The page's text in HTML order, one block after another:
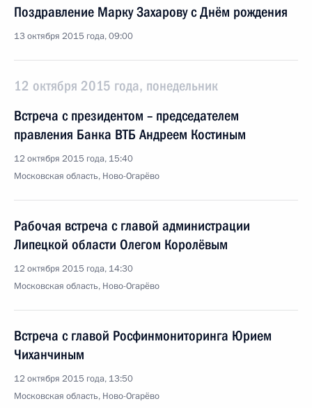
Поздравление Марку Захарову с Днём рождения
13 октября 2015 года, 09:00
12 октября 2015 года, понедельник
Встреча с президентом – председателем
правления Банка ВТБ Андреем Костиным
12 октября 2015 года, 15:40
Московская область, Ново-Огарёво
Рабочая встреча с главой администрации
Липецкой области Олегом Королёвым
12 октября 2015 года, 14:30
Московская область, Ново-Огарёво
Встреча с главой Росфинмониторинга Юрием
Чиханчиным
12 октября 2015 года, 13:50
Московская область, Ново-Огарёво